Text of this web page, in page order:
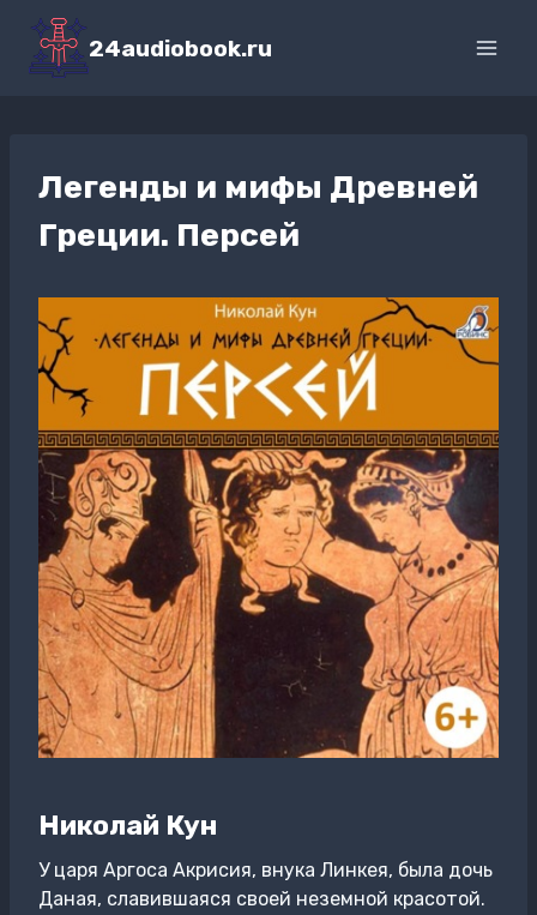
Перейти
содержимому
24audiobook.ru
Легенды и мифы Древней
Греции. Персей
Николай Кун
У царя Аргоса Акрисия, внука Линкея, была дочь
Даная, славившаяся своей неземной красотой.